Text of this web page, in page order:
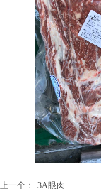
上一个：
3A眼肉